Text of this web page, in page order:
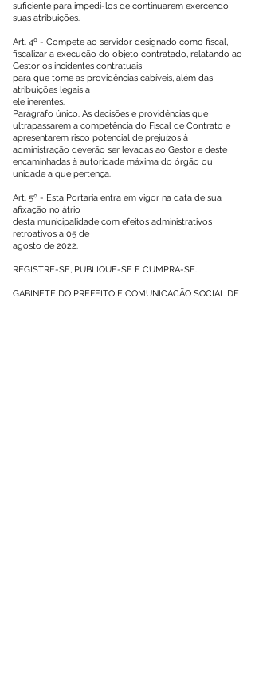
suficiente para impedi-los de continuarem exercendo
suas atribuições.
Art. 4º - Compete ao servidor designado como fiscal,
fiscalizar a execução do objeto contratado, relatando ao
Gestor os incidentes contratuais
para que tome as providências cabíveis, além das
atribuições legais a
ele inerentes.
Parágrafo único. As decisões e providências que
ultrapassarem a competência do Fiscal de Contrato e
apresentarem risco potencial de prejuízos à
administração deverão ser levadas ao Gestor e deste
encaminhadas à autoridade máxima do órgão ou
unidade a que pertença.
Art. 5º - Esta Portaria entra em vigor na data de sua
afixação no átrio
desta municipalidade com efeitos administrativos
retroativos a 05 de
agosto de 2022.
REGISTRE-SE, PUBLIQUE-SE E CUMPRA-SE.
GABINETE DO PREFEITO E COMUNICAÇÃO SOCIAL DE